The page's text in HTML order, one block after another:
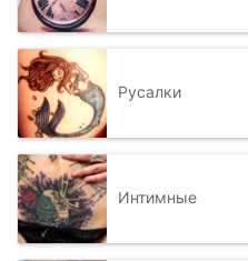
Русалки
Интимные